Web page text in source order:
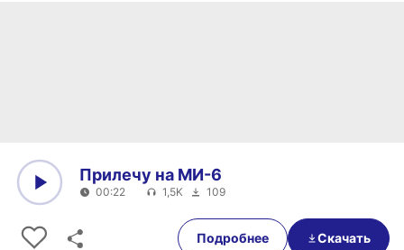
00:22
Прилечу на МИ-6
00:22 1,5K 109
Подробнее Скачать